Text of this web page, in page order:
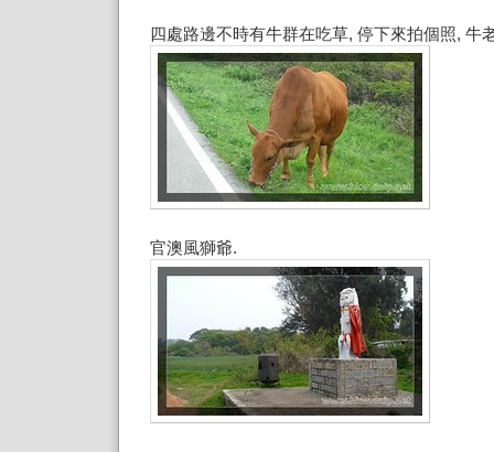
四處路邊不時有牛群在吃草, 停下來拍個照, 牛
官澳風獅爺.